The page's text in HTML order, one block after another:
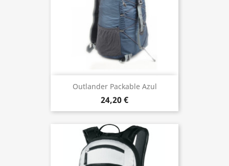
Outlander Packable Azul
24,20 €